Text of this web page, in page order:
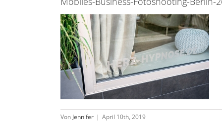
Von Jennifer | April 10th, 2019